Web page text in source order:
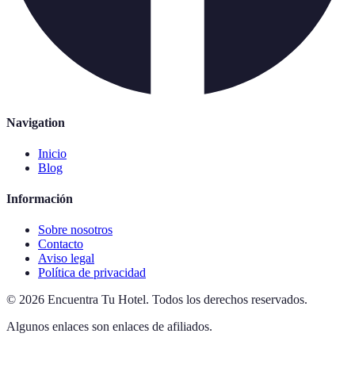
Navigation
Inicio
Blog
Información
Sobre nosotros
Contacto
Aviso legal
Política de privacidad
© 2026 Encuentra Tu Hotel. Todos los derechos reservados.
Algunos enlaces son enlaces de afiliados.